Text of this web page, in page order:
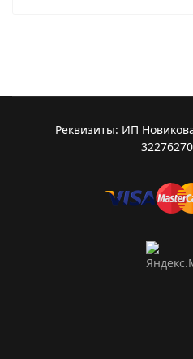
Реквизиты: ИП